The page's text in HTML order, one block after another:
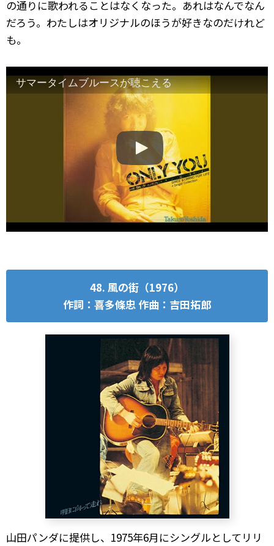
の通りに歌われることはなくなった。あれはなんでなん
だろう。わたしはオリジナルのほうが好きなのだけれど
も。
サマータイムブルースが聴こえる
48. 風の街（1976）
作詞：喜多條忠 作曲：吉田拓郎
山田パンダに提供し、1975年6月にシングルとしてリリ